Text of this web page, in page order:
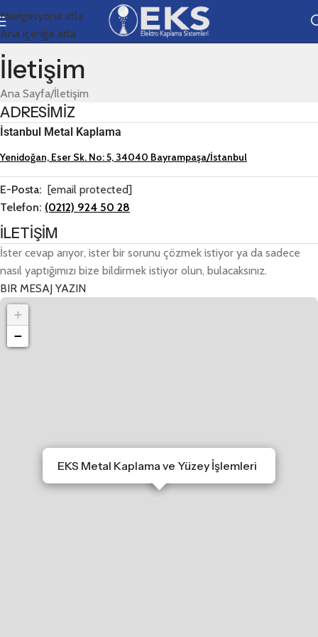
Navigasyona atla
Ana içeriğe atla
İletişim
Ana Sayfa İletişim
ADRESİMİZ
İstanbul Metal Kaplama
Yenidoğan, Eser Sk. No: 5, 34040 Bayrampaşa/İstanbul
E-Posta: [email protected]
Telefon: (0212) 924 50 28
İLETİŞİM
İster cevap arıyor, ister bir sorunu çözmek istiyor ya da sadece
nasıl yaptığımızı bize bildirmek istiyor olun, bulacaksınız.
BIR MESAJ YAZIN
EKS Metal Kaplama ve Yüzey İşlemleri
+
−